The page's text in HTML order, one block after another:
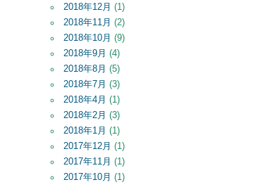
2018年12月 (1)
2018年11月 (2)
2018年10月 (9)
2018年9月 (4)
2018年8月 (5)
2018年7月 (3)
2018年4月 (1)
2018年2月 (3)
2018年1月 (1)
2017年12月 (1)
2017年11月 (1)
2017年10月 (1)